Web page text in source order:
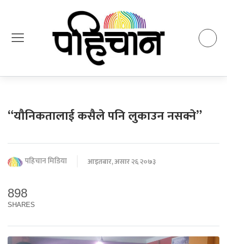
“यौनिकतालाई कसैले पनि लुकाउन नसक्ने”
पहिचान मिडिया आइतबार, असार २६ २०७३
898
SHARES